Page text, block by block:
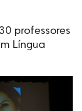
professores
Língua